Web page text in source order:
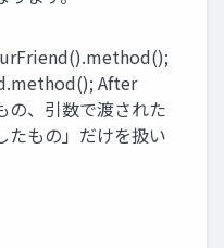
After
の、引数で渡された
たもの」だけを扱い